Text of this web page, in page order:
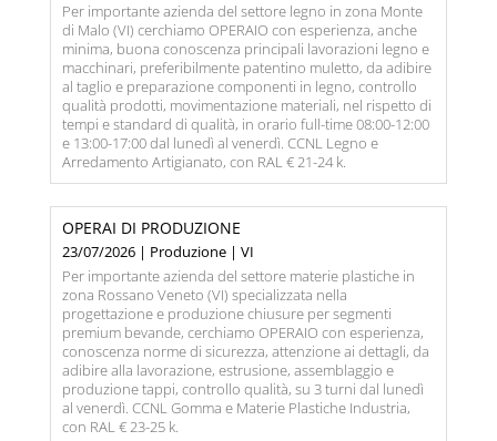
Per importante azienda del settore legno in zona Monte
di Malo (VI) cerchiamo OPERAIO con esperienza, anche
minima, buona conoscenza principali lavorazioni legno e
macchinari, preferibilmente patentino muletto, da adibire
al taglio e preparazione componenti in legno, controllo
qualità prodotti, movimentazione materiali, nel rispetto di
tempi e standard di qualità, in orario full-time 08:00-12:00
e 13:00-17:00 dal lunedì al venerdì. CCNL Legno e
Arredamento Artigianato, con RAL € 21-24 k.
OPERAI DI PRODUZIONE
23/07/2026 | Produzione | VI
Per importante azienda del settore materie plastiche in
zona Rossano Veneto (VI) specializzata nella
progettazione e produzione chiusure per segmenti
premium bevande, cerchiamo OPERAIO con esperienza,
conoscenza norme di sicurezza, attenzione ai dettagli, da
adibire alla lavorazione, estrusione, assemblaggio e
produzione tappi, controllo qualità, su 3 turni dal lunedì
al venerdì. CCNL Gomma e Materie Plastiche Industria,
con RAL € 23-25 k.